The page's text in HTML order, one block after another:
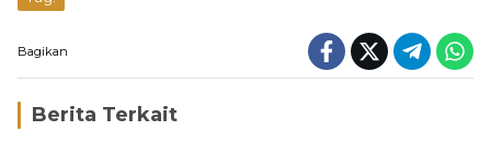
Bagikan
Berita Terkait